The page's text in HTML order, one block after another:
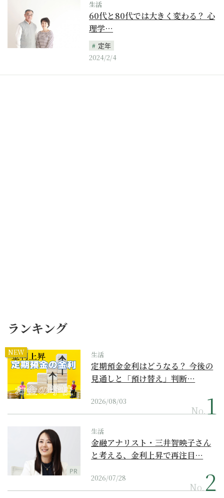
生活
60代と80代では大きく変わる？ 心
理学…
定年
2024/2/4
ランキング
NEW 生活
定期預金金利はどうなる？ 今後の
見通しと「預け替え」判断…
2026/08/03
No.
PR
生活
金融アナリスト・三井智映子さん
と考える、金利上昇で再注目…
2026/07/28
No.